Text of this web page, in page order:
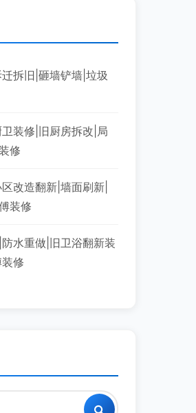
拆旧|砸墙铲墙|垃圾
装修|旧厨房拆改|局
修
改造翻新|墙面刷新|
装修
水重做|旧卫浴翻新装
修